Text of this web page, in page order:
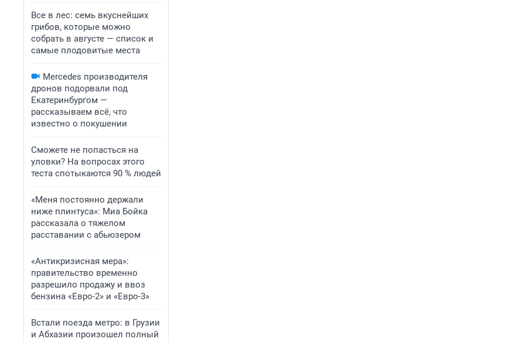
Все в лес: семь вкуснейших
грибов, которые можно
собрать в августе — список и
самые плодовитые места
Mercedes производителя
дронов подорвали под
Екатеринбургом —
рассказываем всё, что
известно о покушении
Сможете не попасться на
уловки? На вопросах этого
теста спотыкаются 90 % людей
«Меня постоянно держали
ниже плинтуса»: Миа Бойка
рассказала о тяжелом
расставании с абьюзером
«Антикризисная мера»:
правительство временно
разрешило продажу и ввоз
бензина «Евро-2» и «Евро-3»
Встали поезда метро: в Грузии
и Абхазии произошел полный